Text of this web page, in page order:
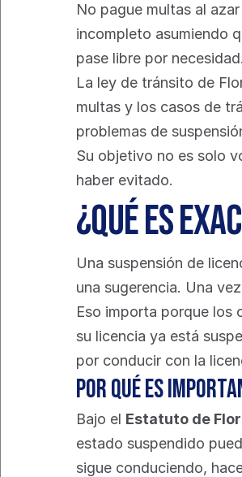
No pague multas al
incompleto asumiendo
pase libre por necesidad.
La ley de tránsito de
multas y los casos de
problemas de
Su objetivo no es solo
haber evitado.
¿Qué es
Una suspensión de
una sugerencia. Una
Eso importa porque los
su licencia ya está
por conducir con la
Por qué es
Bajo el Estatuto de
estado suspendido
sigue conduciendo,